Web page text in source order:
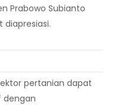
Prabowo Subianto
pertanian dapat
dengan